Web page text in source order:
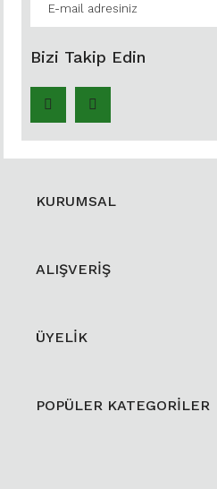
Bizi Takip Edin
KURUMSAL
ALIŞVERİŞ
ÜYELİK
POPÜLER KATEGORİLER